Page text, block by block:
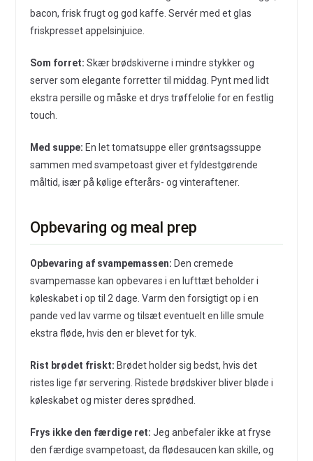
bacon, frisk frugt og god kaffe. Servér med et glas
friskpresset appelsinjuice.
Som forret: Skær brødskiverne i mindre stykker og
server som elegante forretter til middag. Pynt med lidt
ekstra persille og måske et drys trøffelolie for en festlig
touch.
Med suppe: En let tomatsuppe eller grøntsagssuppe
sammen med svampetoast giver et fyldestgørende
måltid, især på kølige efterårs- og vinteraftener.
Opbevaring og meal prep
Opbevaring af svampemassen: Den cremede
svampemasse kan opbevares i en lufttæt beholder i
køleskabet i op til 2 dage. Varm den forsigtigt op i en
pande ved lav varme og tilsæt eventuelt en lille smule
ekstra fløde, hvis den er blevet for tyk.
Rist brødet friskt: Brødet holder sig bedst, hvis det
ristes lige før servering. Ristede brødskiver bliver bløde i
køleskabet og mister deres sprødhed.
Frys ikke den færdige ret: Jeg anbefaler ikke at fryse
den færdige svampetoast, da flødesaucen kan skille, og